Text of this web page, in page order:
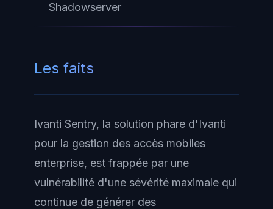
Shadowserver
Les faits
Ivanti Sentry, la solution phare d'Ivanti
pour la gestion des accès mobiles
enterprise, est frappée par une
vulnérabilité d'une sévérité maximale qui
continue de générer des